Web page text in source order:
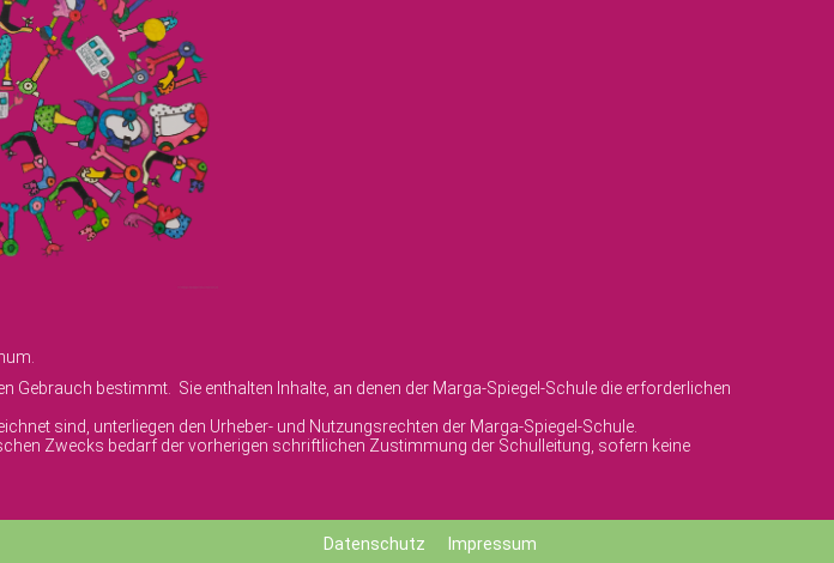
bestimmt. Sie enthalten Inhalte, an denen der Marga-Spiegel-Schule die erforderlichen
sind, unterliegen den Urheber- und Nutzungsrechten der Marga-Spiegel-Schule.
Zwecks bedarf der vorherigen schriftlichen Zustimmung der Schulleitung, sofern keine
Datenschutz Impressum